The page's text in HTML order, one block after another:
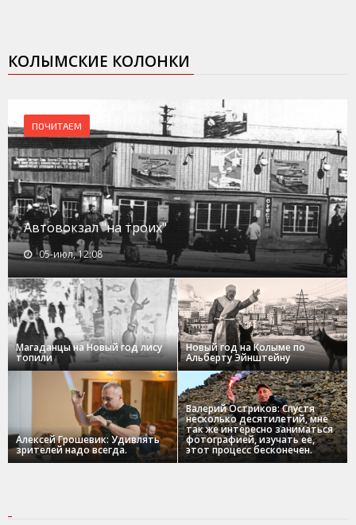
КОЛЫМСКИЕ КОЛОНКИ
ПОЧИТАЕМ
Автовокзал "на троих"
05-июл, 12:08
Магаданцы на Новый год лису
топили
Новый год на Колыме по
Альберту Эйнштейну
Алексей Грошевик: Удивлять
зрителей надо всегда.
Валерий Остриков: Спустя
несколько десятилетий, мне
так же интересно заниматься
фотографией, изучать ее,
этот процесс бесконечен.